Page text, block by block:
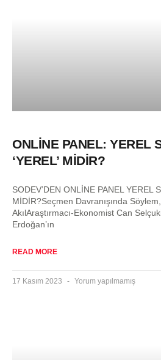
ONLİNE PANEL: YEREL
‘YEREL’ MİDİR?
SODEV’DEN ONLİNE PANEL YEREL
MİDİR?Seçmen Davranışında
AkılAraştırmacı-Ekonomist Can
Erdoğan’ın
READ MORE
17 Kasım 2023 Yorum yapılmamış